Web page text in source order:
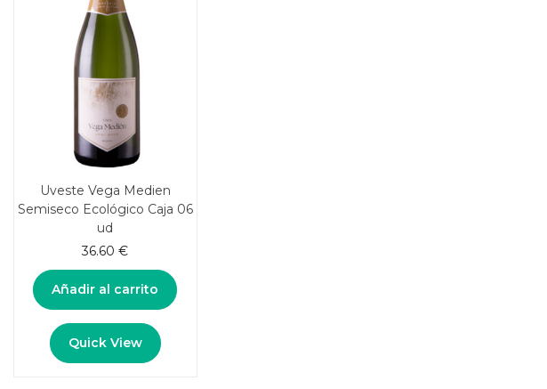
Uveste Vega Medien
Semiseco Ecológico Caja 06
ud
36.60€
Añadir al carrito
Quick View